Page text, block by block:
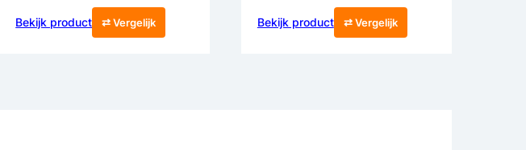
Bekijk product ⇄ Vergelijk Bekijk product ⇄ Vergelijk